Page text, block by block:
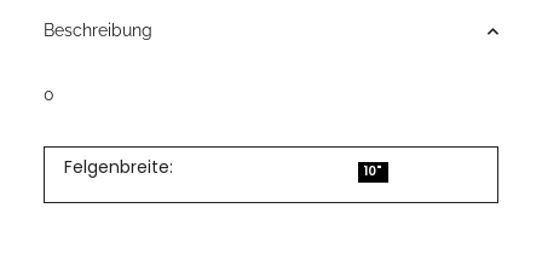
Beschreibung
0
Felgenbreite: 10"